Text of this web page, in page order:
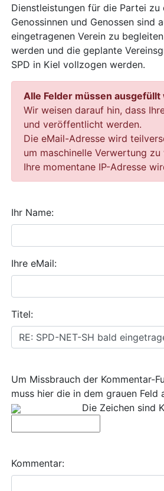
Dienstleistungen für die Partei
Genossinnen und Genossen
eingetragenen Verein zu
werden und die geplante
SPD in Kiel vollzogen werden.
Alle Felder müssen ausgefüllt
Wir weisen darauf hin, dass
und veröffentlicht werden.
Die eMail-Adresse wird
um maschinelle Verwertung zu
Ihre momentane IP-Adresse
Ihr Name:
Ihre eMail:
Titel:
Um Missbrauch der Kommentar-
muss hier die in dem grauen
Die Zeichen sind
Kommentar: